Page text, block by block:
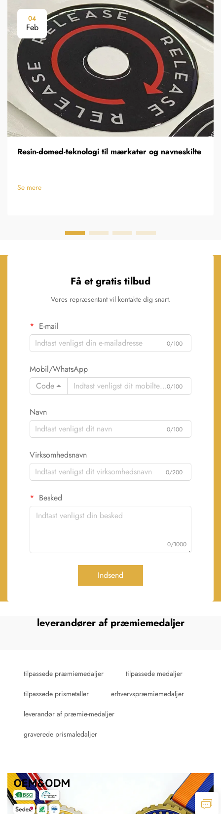
04
Feb
Resin-domed-teknologi til mærkater og navneskilte
Se mere
Få et gratis tilbud
Vores repræsentant vil kontakte dig snart.
E-mail
0/100
Mobil/WhatsApp
Code
0/100
Navn
0/100
Virksomhedsnavn
0/200
Besked
0/1000
Indsend
leverandører af præmiemedaljer
tilpassede præmiemedaljer tilpassede medaljer
tilpassede prismetaller erhvervspræmiemedaljer
leverandør af præmie-medaljer
graverede prismaledaljer